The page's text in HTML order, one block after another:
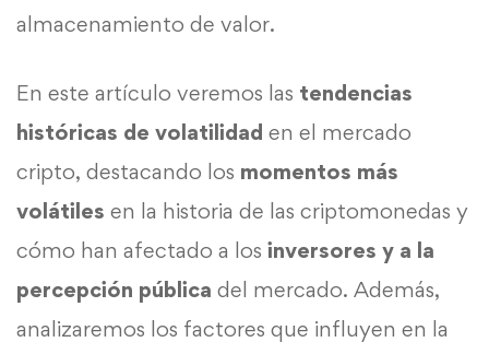
almacenamiento de valor.
En este artículo veremos las tendencias
históricas de volatilidad en el mercado
cripto, destacando los momentos más
volátiles en la historia de las criptomonedas y
cómo han afectado a los inversores y a la
percepción pública del mercado. Además,
analizaremos los factores que influyen en la